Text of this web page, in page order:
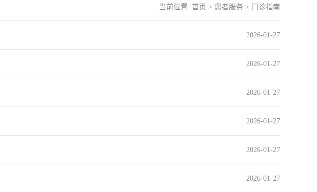
当前位置: 首页 > 患者服务 > 门诊指南
2026-01-27
2026-01-27
2026-01-27
2026-01-27
2026-01-27
2026-01-27